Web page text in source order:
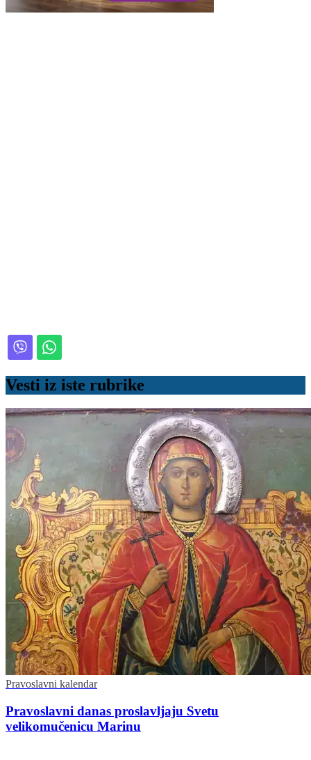
Vesti iz iste rubrike
Pravoslavni kalendar
Pravoslavni danas proslavljaju Svetu
velikomučenicu Marinu